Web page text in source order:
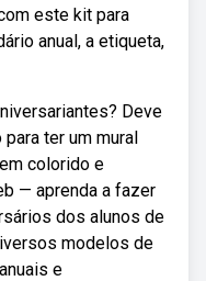
este kit para
anual, a etiqueta,
Deve
ter um mural
colorido e
— aprenda a fazer
dos alunos de
modelos de
e